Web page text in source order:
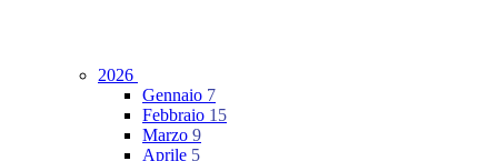
2026
Gennaio 7
Febbraio 15
Marzo 9
Aprile 5